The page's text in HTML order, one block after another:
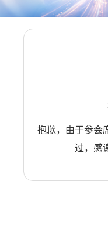
抱歉，由于参会
过，感